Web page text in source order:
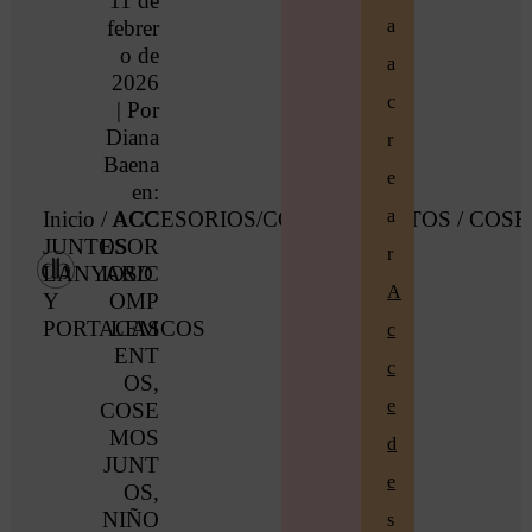
Inicio / ACCESORIOS/COMPLEMENTOS /
JUNTOS
LANYARD
Y
PORTACASCOS
febrer
o de
2026
| Por
Diana
Baena
en:
ACC
ESOR
IOS/C
OMP
LEM
ENT
OS,
COSE
MOS
JUNT
OS,
NIÑO
a
a
c
r
e
a
r
A
c
c
e
d
e
s